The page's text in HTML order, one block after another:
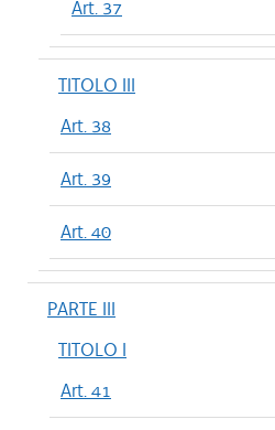
Art. 37
TITOLO III
Art. 38
Art. 39
Art. 40
PARTE III
TITOLO I
Art. 41